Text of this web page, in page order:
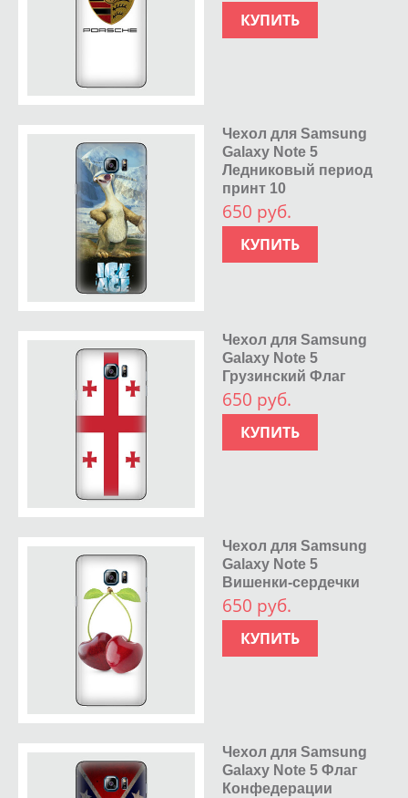
КУПИТЬ
Чехол для Samsung
Galaxy Note 5
Ледниковый период
принт 10
650 руб.
КУПИТЬ
Чехол для Samsung
Galaxy Note 5
Грузинский Флаг
650 руб.
КУПИТЬ
Чехол для Samsung
Galaxy Note 5
Вишенки-сердечки
650 руб.
КУПИТЬ
Чехол для Samsung
Galaxy Note 5 Флаг
Конфедерации